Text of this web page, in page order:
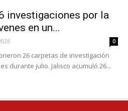
investigaciones por la
en un...
0
26 carpetas de investigación
durante julio. Jalisco acumuló 26...